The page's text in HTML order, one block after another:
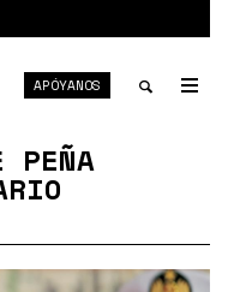
APÓYANOS
PEÑA